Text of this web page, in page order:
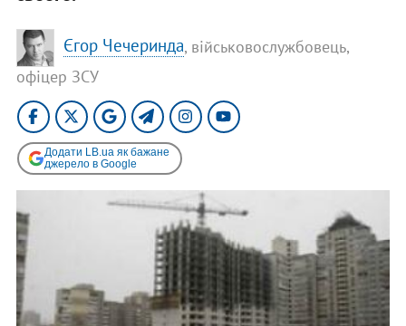
Єгор Чечеринда, військовослужбовець,
офіцер ЗСУ
Додати LB.ua як бажане
джерело в Google